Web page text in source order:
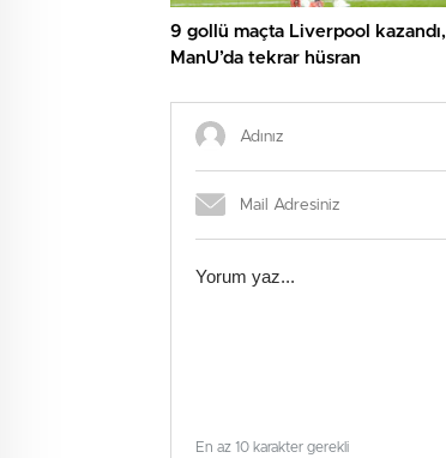
9 gollü maçta Liverpool kazandı,
ManU’da tekrar hüsran
En az 10 karakter gerekli